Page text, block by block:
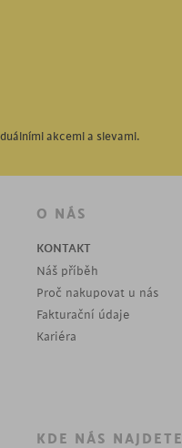
akcemi a slevami.
O NÁS
KONTAKT
Náš příběh
Proč nakupovat u nás
Fakturační údaje
Kariéra
KDE NÁS NAJDETE